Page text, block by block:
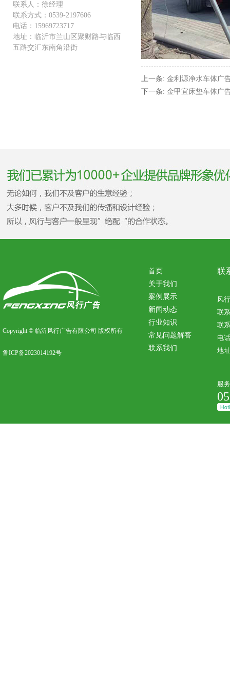
联系人：徐经理
联系方式：0539-2197606
电话：15969723717
地址：临沂市兰山区聚财路与临西
五路交汇东南角沿街
上一条: 金利源净水车体广
下一条: 金甲宜床垫车体广
Copyright © 临沂风行广告有限公司 版权所有
鲁ICP备2023014192号
首页
关于我们
案例展示
新闻动态
行业知识
常见问题解答
联系我们
联
风
联
联
电
地
服